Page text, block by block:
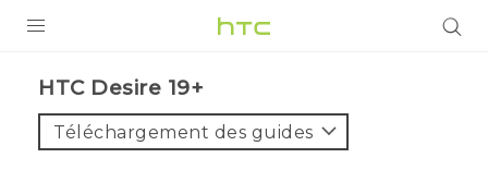
VIVE
‎HTC Desire 19+‎‎
Téléchargement des guides